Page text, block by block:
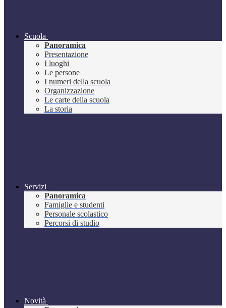
Scuola
Panoramica
Presentazione
I luoghi
Le persone
I numeri della scuola
Organizzazione
Le carte della scuola
La storia
Servizi
Panoramica
Famiglie e studenti
Personale scolastico
Percorsi di studio
Novità